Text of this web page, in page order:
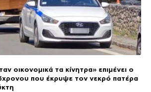
οικονομικά τα κίνητρα» επιμένει ο
που έκρυψε τον νεκρό πατέρα